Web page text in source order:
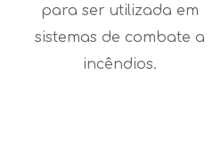
para ser utilizada em
sistemas de combate a
incêndios.